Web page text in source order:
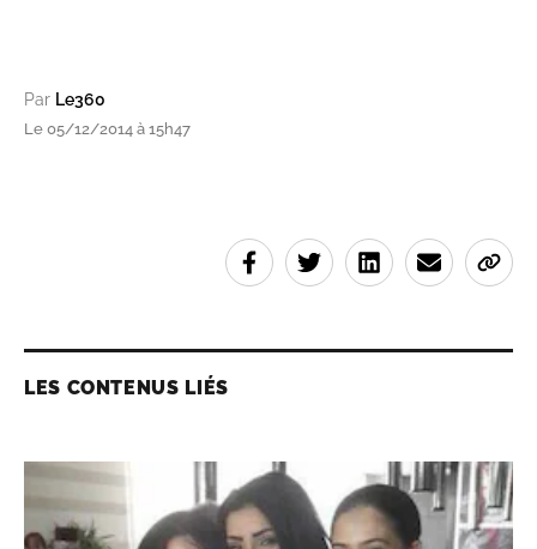
Par Le360
Le 05/12/2014 à 15h47
LES CONTENUS LIÉS